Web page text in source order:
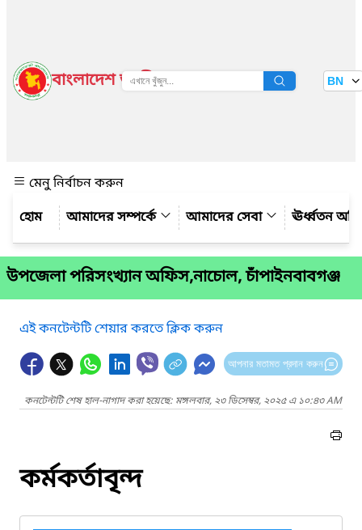
বাংলাদেশ জাতীয় তথ্য বাতায়ন BN
মেনু নির্বাচন করুন
আমাদের সম্পর্কে
আমাদের সেবা ঊর্ধ্বতন
উপজেলা পরিসংখ্যান অফিস,নাচোল, চাঁপাইনবাবগঞ্জ
এই কনটেন্টটি শেয়ার করতে ক্লিক করুন
আপনার মতামত প্রদান করুন
কনটেন্টটি শেষ হাল-নাগাদ করা হয়েছে: মঙ্গলবার, ২৩ ডিসেম্বর, ২০২৫ এ ১০:৪৩ AM
কর্মকর্তাবৃন্দ